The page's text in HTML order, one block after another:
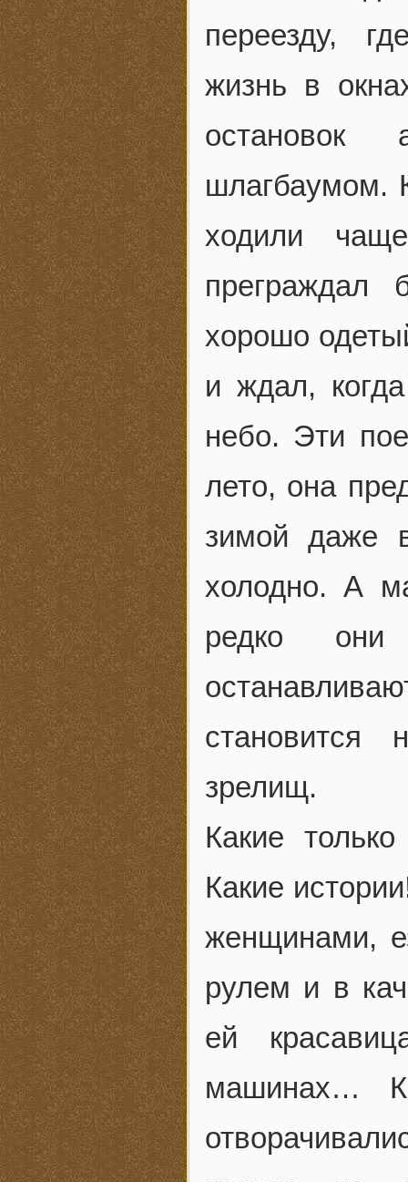
переезду,
жизнь в
остановок
шлагбаумом.
ходили
преграждал
хорошо
и ждал,
небо. Эти
лето, она
зимой даже
холодно. А
редко
зрелищ.
Какие
Какие
женщинами,
рулем и в
ей
машинах…